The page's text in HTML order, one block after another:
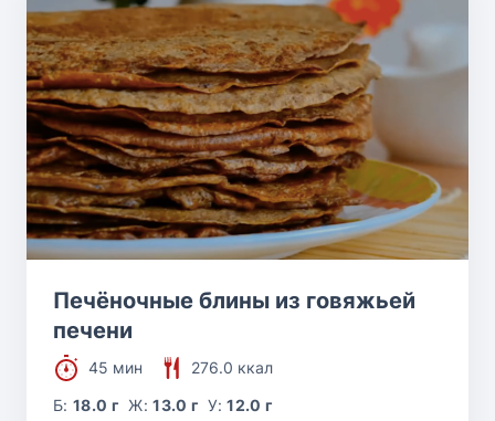
Печёночные блины из говяжьей
печени
45 мин
276.0 ккал
Б:18.0 г Ж:13.0 г У:12.0 г